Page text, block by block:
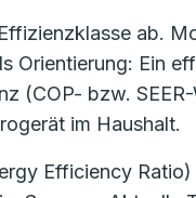
ab.
Orientierung: Ein
(COP- bzw.
im Haushalt.
Efficiency